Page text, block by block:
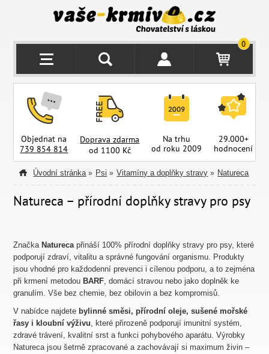
0
Objednat na
739 854 814
Doprava zdarma
od 1100 Kč
Na trhu
od roku 2009
29.000+
hodnocení
Úvodní stránka » Psi » Vitamíny a doplňky stravy » Natureca
Natureca – přírodní doplňky stravy pro psy
Značka Naturecapřináší 100% přírodní doplňky stravy pro psy, které
podporují zdraví, vitalitu a správné fungování organismu. Produkty
jsou vhodné pro každodenní prevenci i cílenou podporu, a to zejména
při krmení metodou BARF, domácí stravou nebo jako doplněk ke
granulím. Vše bez chemie, bez obilovin a bez kompromisů.
V nabídce najdete bylinné směsi, přírodní oleje, sušené mořské
řasy i kloubní výživu, které přirozeně podporují imunitní systém,
zdravé trávení, kvalitní srst a funkci pohybového aparátu. Výrobky
Natureca jsou šetrně zpracované a zachovávají si maximum živin –